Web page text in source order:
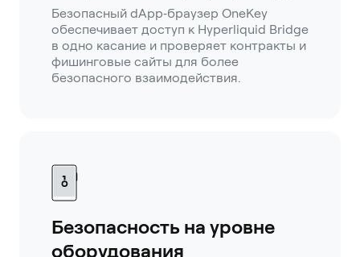
Безопасный dApp‑браузер OneKey
обеспечивает доступ к Hyperliquid Bridge
в одно касание и проверяет контракты и
фишинговые сайты для более
безопасного взаимодействия.
Безопасность на уровне
оборудования